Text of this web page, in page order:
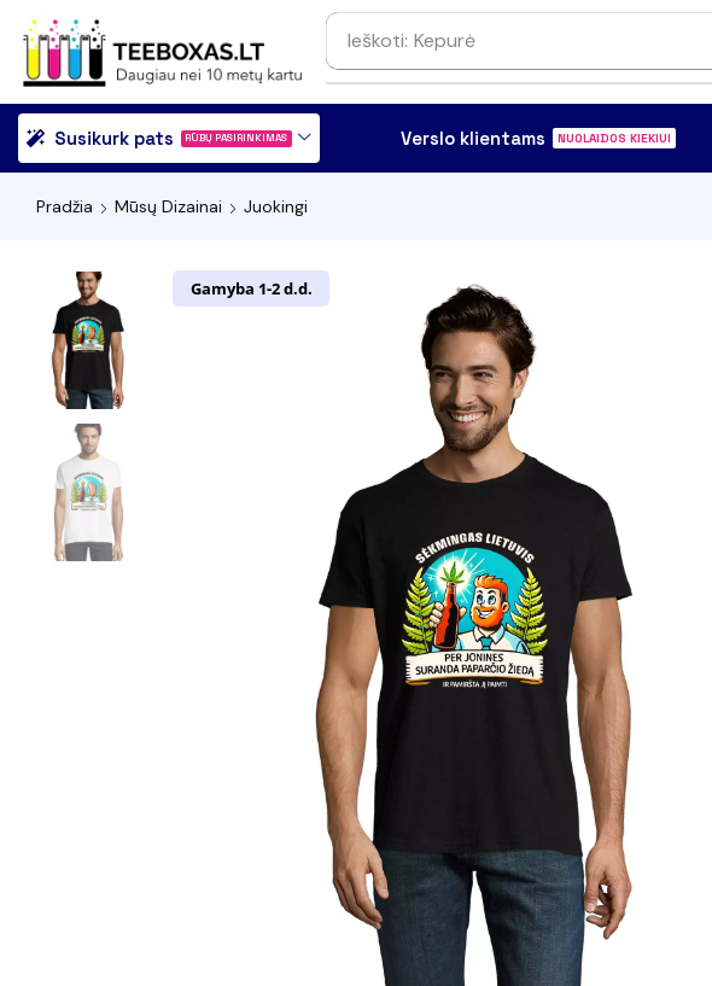
Ieškoti: Džemperis
Susikurk pats RŪBŲ PASIRINKIMAS Verslo klientams NUOLAIDOS KIEKIUI
Pradžia Mūsų Dizainai Juokingi
Gamyba 1-2 d.d.